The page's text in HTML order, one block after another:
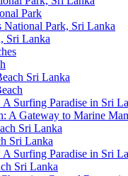
Park
National Park, Sri Lanka
Sri Lanka
Sri Lanka
Surfing Paradise in Sri
A Gateway to Marine
Sri Lanka
Sri Lanka
Surfing Paradise in Sri
Sri Lanka